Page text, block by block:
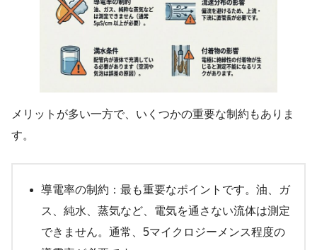
メリットが多い一方で、いくつかの重要な制約もありま
す。
導電率の制約：最も重要なポイントです。油、ガ
ス、純水、蒸気など、電気を通さない流体は測定
できません。通常、5マイクロジーメンス程度の